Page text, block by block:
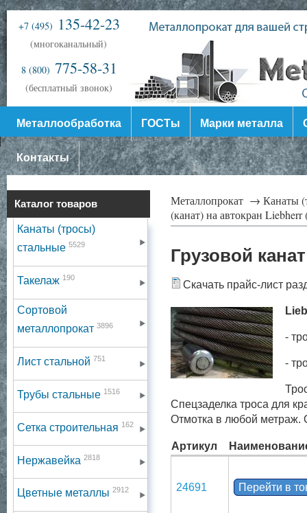
+7 (495) 135-42-23
(многоканальный)
8 (800) 775-58-31
(бесплатный звонок)
Металлообработка ГОСТы Марки металла
Контакты
Каталог товаров
Канаты (тросы)
стальные 5529
Такелаж 190
Сортовой
металлопрокат 3896
Лист стальной 751
Трубы стальные 1516
Сетка строительная 162
Нержавейка 2818
Цветные металлы 2912
Металлопрокат → Канаты
(канат) на автокран
Грузовой
Скачать прайс-лист
-
-
Спецзаделка троса для
Отмотка в любой метраж.
Артикул
24691 Перейти в